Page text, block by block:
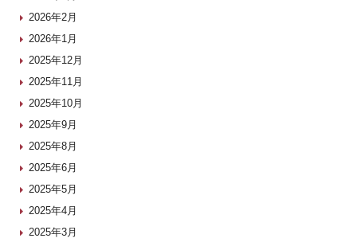
2026年2月
2026年1月
2025年12月
2025年11月
2025年10月
2025年9月
2025年8月
2025年6月
2025年5月
2025年4月
2025年3月